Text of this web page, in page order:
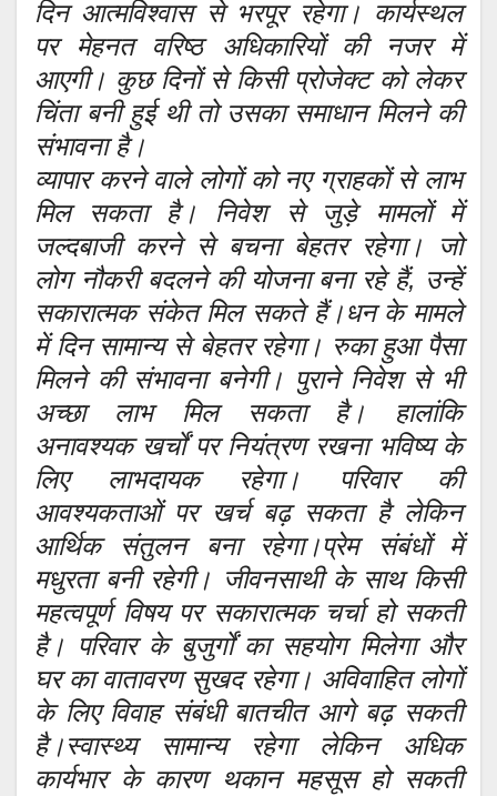
दिन आत्मविश्वास से भरपूर रहेगा। कार्यस्थल
पर मेहनत वरिष्ठ अधिकारियों की नजर में
आएगी। कुछ दिनों से किसी प्रोजेक्ट को लेकर
चिंता बनी हुई थी तो उसका समाधान मिलने की
संभावना है।
व्यापार करने वाले लोगों को नए ग्राहकों से लाभ
मिल सकता है। निवेश से जुड़े मामलों में
जल्दबाजी करने से बचना बेहतर रहेगा। जो
लोग नौकरी बदलने की योजना बना रहे हैं, उन्हें
सकारात्मक संकेत मिल सकते हैं।धन के मामले
में दिन सामान्य से बेहतर रहेगा। रुका हुआ पैसा
मिलने की संभावना बनेगी। पुराने निवेश से भी
अच्छा लाभ मिल सकता है। हालांकि
अनावश्यक खर्चों पर नियंत्रण रखना भविष्य के
लिए लाभदायक रहेगा। परिवार की
आवश्यकताओं पर खर्च बढ़ सकता है लेकिन
आर्थिक संतुलन बना रहेगा।प्रेम संबंधों में
मधुरता बनी रहेगी। जीवनसाथी के साथ किसी
महत्वपूर्ण विषय पर सकारात्मक चर्चा हो सकती
है। परिवार के बुजुर्गों का सहयोग मिलेगा और
घर का वातावरण सुखद रहेगा। अविवाहित लोगों
के लिए विवाह संबंधी बातचीत आगे बढ़ सकती
है।स्वास्थ्य सामान्य रहेगा लेकिन अधिक
कार्यभार के कारण थकान महसूस हो सकती